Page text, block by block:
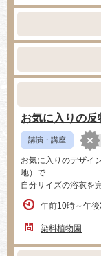
お気に入りの
講演・講座
お気に入りのデザイ
地）で
自分サイズの浴衣を
午前10時～午
染料植物園